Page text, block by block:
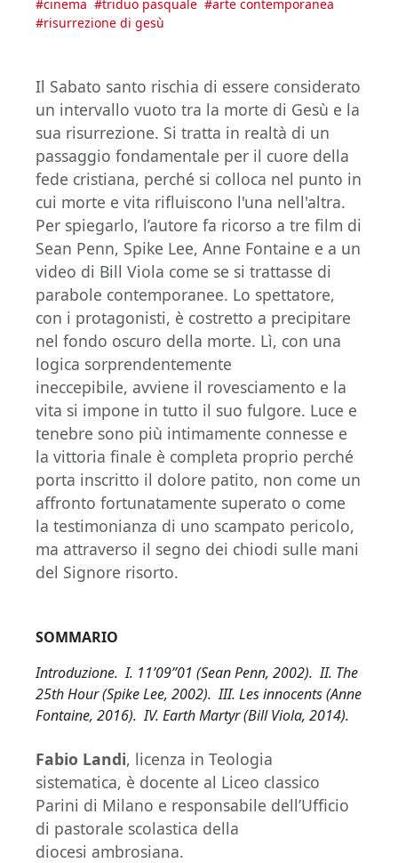
#cinema #triduo pasquale #arte contemporanea
#risurrezione di gesù
Il Sabato santo rischia di essere considerato
un intervallo vuoto tra la morte di Gesù e la
sua risurrezione. Si tratta in realtà di un
passaggio fondamentale per il cuore della
fede cristiana, perché si colloca nel punto in
cui morte e vita rifluiscono l'una nell'altra.
Per spiegarlo, l’autore fa ricorso a tre film di
Sean Penn, Spike Lee, Anne Fontaine e a un
video di Bill Viola come se si trattasse di
parabole contemporanee. Lo spettatore,
con i protagonisti, è costretto a precipitare
nel fondo oscuro della morte. Lì, con una
logica sorprendentemente
ineccepibile, avviene il rovesciamento e la
vita si impone in tutto il suo fulgore. Luce e
tenebre sono più intimamente connesse e
la vittoria finale è completa proprio perché
porta inscritto il dolore patito, non come un
affronto fortunatamente superato o come
la testimonianza di uno scampato pericolo,
ma attraverso il segno dei chiodi sulle mani
del Signore risorto.
SOMMARIO
Introduzione. I. 11’09’’01 (Sean Penn, 2002). II. The
25th Hour (Spike Lee, 2002). III. Les innocents (Anne
Fontaine, 2016). IV. Earth Martyr (Bill Viola, 2014).
Fabio Landi, licenza in Teologia
sistematica, è docente al Liceo classico
Parini di Milano e responsabile dell’Ufficio
di pastorale scolastica della
diocesi ambrosiana.